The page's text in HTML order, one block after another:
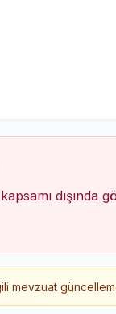
dışında
mevzuat